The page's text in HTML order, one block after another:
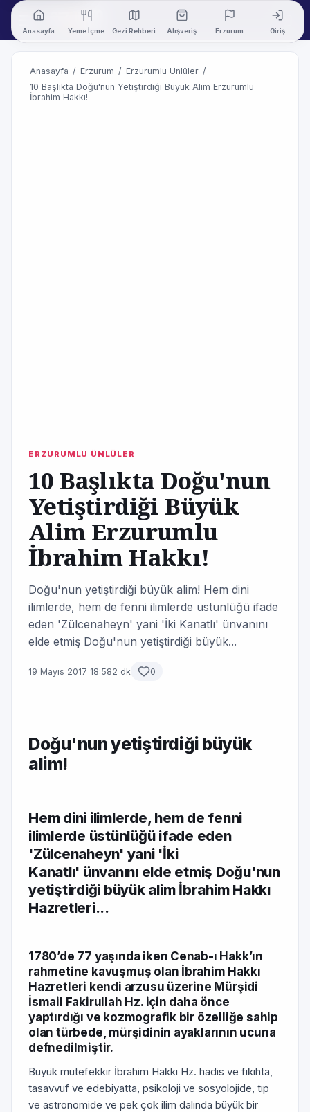
Anasayfa Yeme İçme Gezi Rehberi Alışveriş Erzurum Giriş
Anasayfa / Erzurum / Erzurumlu Ünlüler /
10 Başlıkta Doğu'nun Yetiştirdiği Büyük Alim Erzurumlu
İbrahim Hakkı!
ERZURUMLU ÜNLÜLER
10 Başlıkta Doğu'nun
Yetiştirdiği Büyük
Alim Erzurumlu
İbrahim Hakkı!
Doğu'nun yetiştirdiği büyük alim! Hem dini
ilimlerde, hem de fenni ilimlerde üstünlüğü ifade
eden 'Zülcenaheyn' yani 'İki Kanatlı' ünvanını
elde etmiş Doğu'nun yetiştirdiği büyük...
19 Mayıs 2017 18:582 dk 0
Doğu'nun yetiştirdiği büyük
alim!
Hem dini ilimlerde, hem de fenni
ilimlerde üstünlüğü ifade eden
'Zülcenaheyn' yani 'İki
Kanatlı' ünvanını elde etmiş Doğu'nun
yetiştirdiği büyük alim İbrahim Hakkı
Hazretleri...
1780’de 77 yaşında iken Cenab-ı Hakk’ın
rahmetine kavuşmuş olan İbrahim Hakkı
Hazretleri kendi arzusu üzerine Mürşidi
İsmail Fakirullah Hz. için daha önce
yaptırdığı ve kozmografik bir özelliğe sahip
olan türbede, mürşidinin ayaklarının ucuna
defnedilmiştir.
Büyük mütefekkir İbrahim Hakkı Hz. hadis ve fıkıhta,
tasavvuf ve edebiyatta, psikoloji ve sosyolojide, tıp
ve astronomide ve pek çok ilim dalında büyük bir